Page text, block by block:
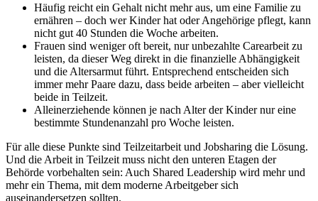
Häufig reicht ein Gehalt nicht mehr aus, um eine Familie zu
ernähren – doch wer Kinder hat oder Angehörige pflegt, kann
nicht gut 40 Stunden die Woche arbeiten.
Frauen sind weniger oft bereit, nur unbezahlte Carearbeit zu
leisten, da dieser Weg direkt in die finanzielle Abhängigkeit
und die Altersarmut führt. Entsprechend entscheiden sich
immer mehr Paare dazu, dass beide arbeiten – aber vielleicht
beide in Teilzeit.
Alleinerziehende können je nach Alter der Kinder nur eine
bestimmte Stundenanzahl pro Woche leisten.
Für alle diese Punkte sind Teilzeitarbeit und Jobsharing die Lösung.
Und die Arbeit in Teilzeit muss nicht den unteren Etagen der
Behörde vorbehalten sein: Auch Shared Leadership wird mehr und
mehr ein Thema, mit dem moderne Arbeitgeber sich
auseinandersetzen sollten.